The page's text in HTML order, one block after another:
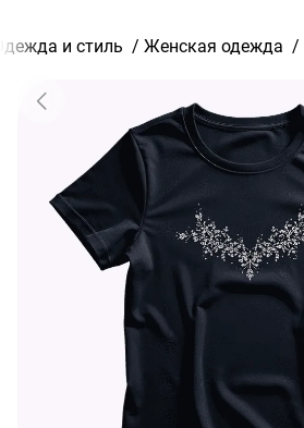
и стиль / Женская одежда /